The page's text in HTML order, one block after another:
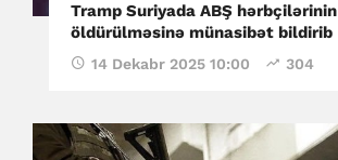
Tramp Suriyada ABŞ hərbçilərinin
öldürülməsinə münasibət bildirib
14 Dekabr 2025 10:00 304